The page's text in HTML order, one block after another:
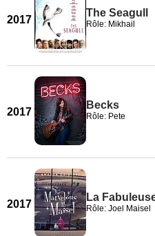
2017
The Seagull
Rôle: Mikhail
2017
Becks
Rôle: Pete
2017
La
Rôle: Joel Maisel